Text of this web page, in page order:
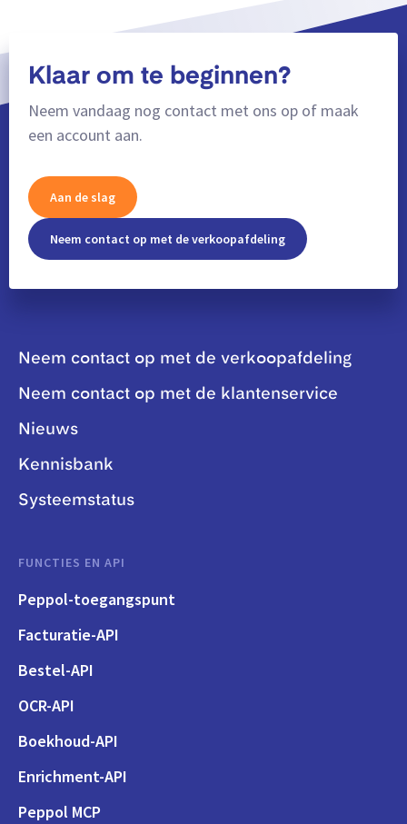
Klaar om te beginnen?
Neem vandaag nog contact met ons op of maak
een account aan.
Aan de slag
Neem contact op met de verkoopafdeling
Neem contact op met de verkoopafdeling
Neem contact op met de klantenservice
Nieuws
Kennisbank
Systeemstatus
FUNCTIES EN API
Peppol-toegangspunt
Facturatie-API
Bestel-API
OCR-API
Boekhoud-API
Enrichment-API
Peppol MCP